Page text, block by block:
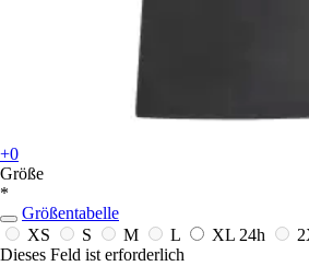
+0
Größe
*
Größentabelle
XS
S M L XL 24h
Dieses Feld ist erforderlich